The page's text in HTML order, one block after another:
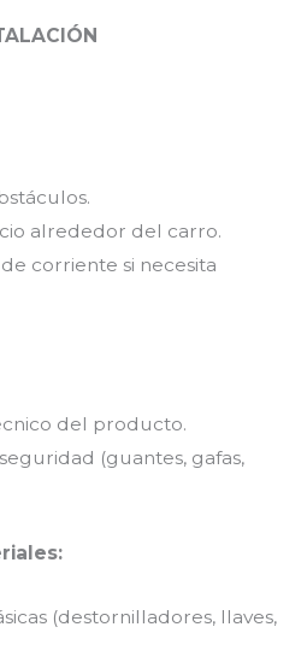
alrededor del carro.
corriente si necesita
del producto.
(guantes, gafas,
(destornilladores, llaves,